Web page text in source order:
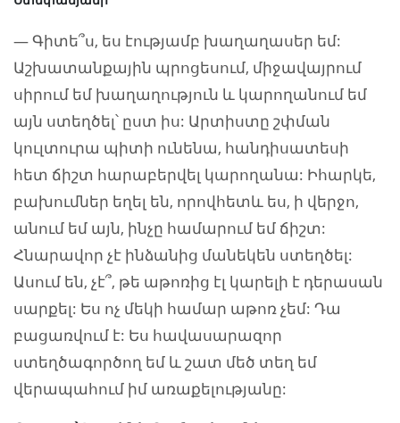
— Գիտե՞ս, ես էությամբ խաղաղասեր եմ:
Աշխատանքային պրոցեսում, միջավայրում
սիրում եմ խաղաղություն և կարողանում եմ
այն ստեղծել՝ ըստ իս: Արտիստը շփման
կուլտուրա պիտի ունենա, հանդիսատեսի
հետ ճիշտ հարաբերվել կարողանա: Իհարկե,
բախումներ եղել են, որովհետև ես, ի վերջո,
անում եմ այն, ինչը համարում եմ ճիշտ:
Հնարավոր չէ ինձանից մանեկեն ստեղծել:
Ասում են, չէ՞, թե աթոռից էլ կարելի է դերասան
սարքել: Ես ոչ մեկի համար աթոռ չեմ: Դա
բացառվում է: Ես հավասարազոր
ստեղծագործող եմ և շատ մեծ տեղ եմ
վերապահում իմ առաքելությանը: